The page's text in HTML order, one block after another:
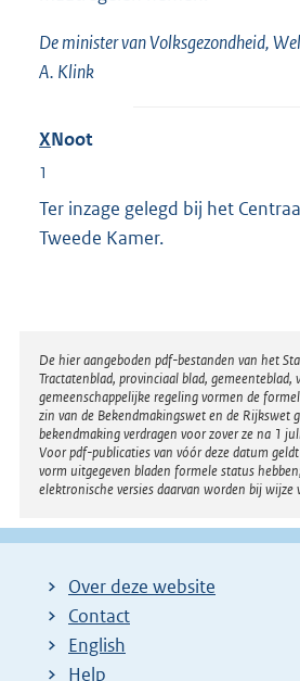
De minister van Volksgezondheid,
A. Klink
XNoot
1
Ter inzage gelegd bij het
Tweede Kamer.
Disclaimer
De hier aangeboden pdf-bestanden van het
Tractatenblad, provinciaal blad, gemeenteblad,
gemeenschappelijke regeling vormen de
zin van de Bekendmakingswet en de Rijkswet
bekendmaking verdragen voor zover ze na 1
Voor pdf-publicaties van vóór deze datum
vorm uitgegeven bladen formele status
elektronische versies daarvan worden bij wijze
Over deze website
Contact
English
Help